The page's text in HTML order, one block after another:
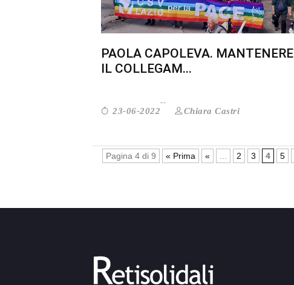
PAOLA CAPOLEVA. MANTENERE
IL COLLEGAM...
23-06-2022 Chiara Castri
Pagina 4 di 9 « Prima « 2 3 4 5